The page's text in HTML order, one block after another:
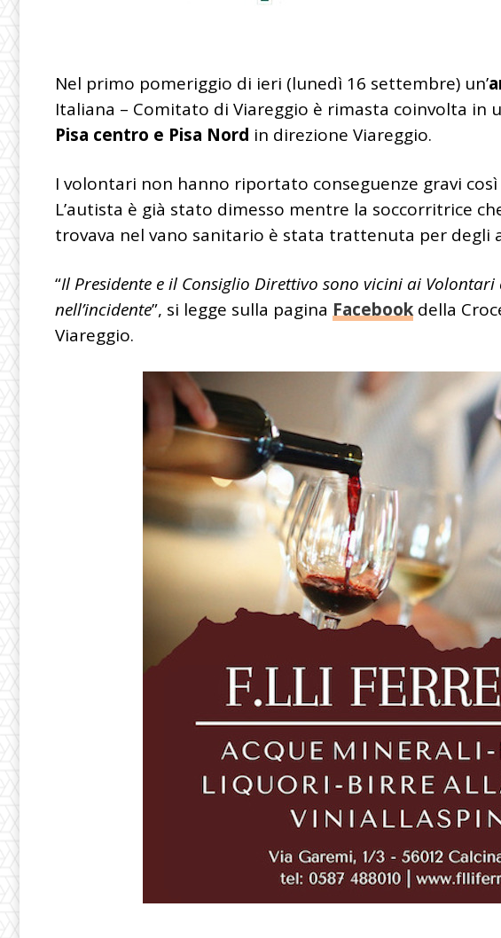
Nel primo pomeriggio di ieri (lunedì 16 settembre) un’
Italiana – Comitato di Viareggio è rimasta coinvolta in
Pisa centro e Pisa Nord in direzione Viareggio.
I volontari non hanno riportato conseguenze gravi
L’autista è già stato dimesso mentre la soccorritrice
trovava nel vano sanitario è stata trattenuta per degli
“Il Presidente e il Consiglio Direttivo sono vicini ai
nell’incidente”, si legge sulla pagina Facebook della
Viareggio.